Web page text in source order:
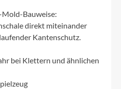
Bauweise:
direkt miteinander
Kantenschutz.
bei Klettern und ähnlichen